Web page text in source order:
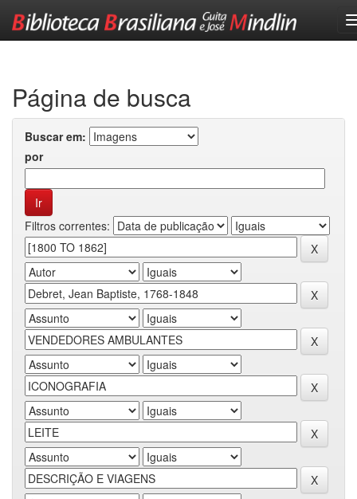
Página de busca
Buscar em:
por
Filtros correntes: